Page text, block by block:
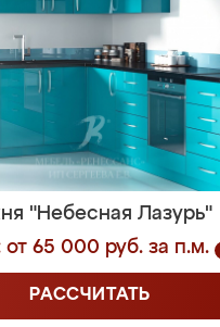
"Небесная Лазурь"
от 65 000 руб. за п.м.
РАССЧИТАТЬ